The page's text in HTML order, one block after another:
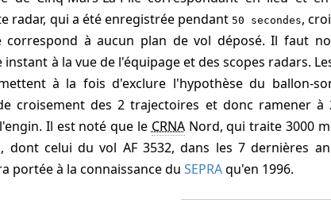
radar, qui a été enregistrée pendant 50 secondes,
correspond à aucun plan de vol déposé. Il faut
à la vue de l'équipage et des scopes radars.
à la fois d'exclure l'hypothèse du ballon-
croisement des 2 trajectoires et donc ramener
Il est noté que le CRNANord, qui traite 3000
dont celui du vol AF 3532, dans les 7 dernières
portée à la connaissance duSEPRAqu'en 1996.